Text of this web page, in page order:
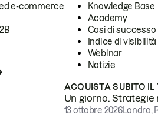
e-commerce
Knowledge Base
Academy
Casi di successo
Indice di visibilità
Webinar
Notizie
ACQUISTA SUBITO IL
Un giorno.
13 ottobre 2026Londra,